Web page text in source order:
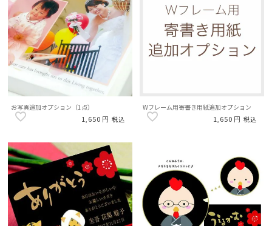
お写真追加オプション（1点）
1,650 税込
Wフレーム用寄書き用紙追加オプション
1,650 税込